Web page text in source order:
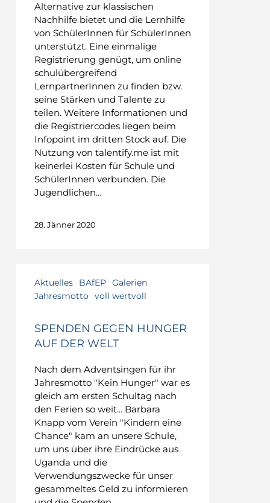
Alternative zur klassischen
Nachhilfe bietet und die Lernhilfe
von SchülerInnen für SchülerInnen
unterstützt. Eine einmalige
Registrierung genügt, um online
schulübergreifend
LernpartnerInnen zu finden bzw.
seine Stärken und Talente zu
teilen. Weitere Informationen und
die Registriercodes liegen beim
Infopoint im dritten Stock auf. Die
Nutzung von talentify.me ist mit
keinerlei Kosten für Schule und
SchülerInnen verbunden. Die
Jugendlichen…
28. Jänner 2020
Aktuelles BAfEP Galerien
Jahresmotto voll wertvoll
SPENDEN GEGEN HUNGER
AUF DER WELT
Nach dem Adventsingen für ihr
Jahresmotto "Kein Hunger" war es
gleich am ersten Schultag nach
den Ferien so weit... Barbara
Knapp vom Verein "Kindern eine
Chance" kam an unsere Schule,
um uns über ihre Eindrücke aus
Uganda und die
Verwendungszwecke für unser
gesammeltes Geld zu informieren